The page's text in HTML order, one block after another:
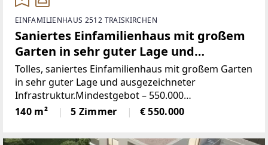
EINFAMILIENHAUS 2512 TRAISKIRCHEN
Saniertes Einfamilienhaus mit großem
Garten in sehr guter Lage und
ausgezeichneter Infrastruktur.
Tolles, saniertes Einfamilienhaus mit großem Garten
in sehr guter Lage und ausgezeichneter
Infrastruktur.Mindestgebot – 550.000
EuroSofortkaufpreis – 580.000 EuroWenn Sie auf
der Suche nach einem Einfamilienhaus mit viel Platz
140 m² 5 Zimmer € 550.000